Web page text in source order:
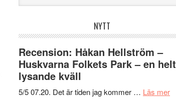
webbplatsen
NYTT
Recension: Håkan Hellström –
Huskvarna Folkets Park – en helt
lysande kväll
5/5 07.20. Det är tiden jag kommer … Läs merom